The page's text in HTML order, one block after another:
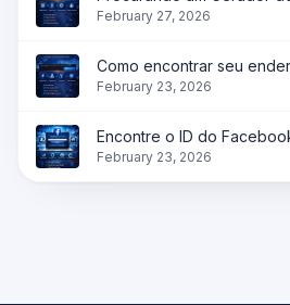
February 27, 2026
February 23, 2026
February 23, 2026